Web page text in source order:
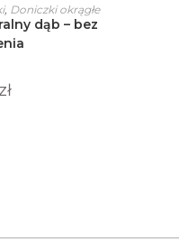
, Doniczki okrągłe
dąb – bez
zł